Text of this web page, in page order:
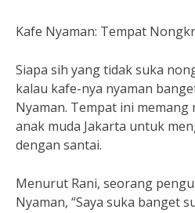
Kafe Nyaman: Tempat
Siapa sih yang tidak suka
kalau kafe-nya nyaman
Nyaman. Tempat ini
anak muda Jakarta untuk
dengan santai.
Menurut Rani, seorang
Nyaman, “Saya suka banget